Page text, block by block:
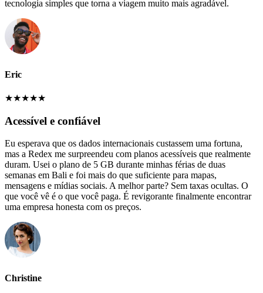
tecnologia simples que torna a viagem muito mais agradável.
Eric
★★★★★
Acessível e confiável
Eu esperava que os dados internacionais custassem uma fortuna,
mas a Redex me surpreendeu com planos acessíveis que realmente
duram. Usei o plano de 5 GB durante minhas férias de duas
semanas em Bali e foi mais do que suficiente para mapas,
mensagens e mídias sociais. A melhor parte? Sem taxas ocultas. O
que você vê é o que você paga. É revigorante finalmente encontrar
uma empresa honesta com os preços.
Christine